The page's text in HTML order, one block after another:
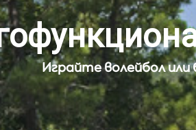
Играйте волейбол или